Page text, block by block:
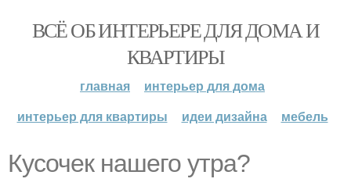
ВСЁ ОБ ИНТЕРЬЕРЕ ДЛЯ ДОМА И
КВАРТИРЫ
главная
интерьер для дома
интерьер для квартиры
идеи дизайна мебель
Кусочек нашего утра?